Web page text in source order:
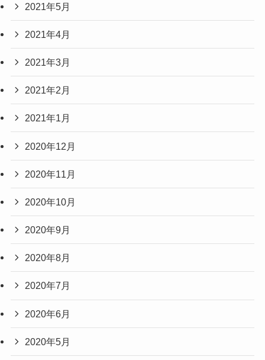
2021年5月
2021年4月
2021年3月
2021年2月
2021年1月
2020年12月
2020年11月
2020年10月
2020年9月
2020年8月
2020年7月
2020年6月
2020年5月